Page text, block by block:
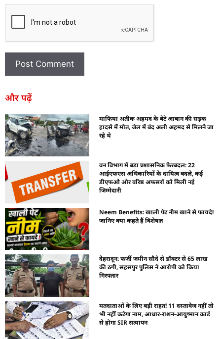
और पढ़ें
माफिया अतीक अहमद के बेटे आबान की सड़क
हादसे में मौत, जेल में बंद अली अहमद से मिलने जा
रहे थे
वन विभाग में बड़ा प्रशासनिक फेरबदल: 22
आईएफएस अधिकारियों के दायित्व बदले, कई
डीएफओ और वरिष्ठ अफसरों को मिली नई
जिम्मेदारी
Neem Benefits: खाली पेट नीम खाने से फायदे!
जानिए क्या कहते हैं विशेषज्ञ
देहरादून: फर्जी जमीन सौदे से डॉक्टर से 65 लाख
की ठगी, सहसपुर पुलिस ने आरोपी को किया
गिरफ्तार
मतदाताओं के लिए बड़ी राहत! 11 दस्तावेज नहीं तो
भी नहीं कटेगा नाम, आधार-राशन-आयुष्मान कार्ड
से होगा SIR सत्यापन